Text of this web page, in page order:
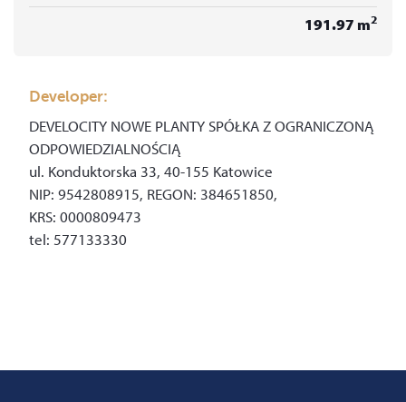
191.97 m2
Developer:
DEVELOCITY NOWE PLANTY SPÓŁKA Z OGRANICZONĄ
ODPOWIEDZIALNOŚCIĄ
ul. Konduktorska 33, 40-155 Katowice
NIP: 9542808915, REGON: 384651850,
KRS: 0000809473
tel: 577133330